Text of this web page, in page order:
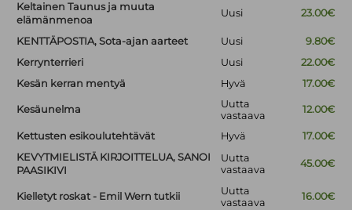
Keltainen Taunus ja muuta
elämänmenoa
Uusi 23.00€
KENTTÄPOSTIA, Sota-ajan aarteet Uusi
9.80€
Kerrynterrieri
Uusi
22.00€
Kesän kerran mentyä
Hyvä 17.00€
Kesäunelma
Uutta
vastaava
12.00€
Kettusten esikoulutehtävät Hyvä
17.00€
KEVYTMIELISTÄ KIRJOITTELUA, SANOI
PAASIKIVI
Uutta
vastaava
45.00€
Kielletyt roskat - Emil Wern tutkii
Uutta
vastaava
16.00€